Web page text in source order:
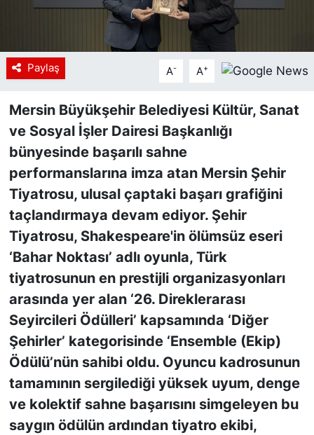
Paylaş A- A+
Mersin Büyükşehir Belediyesi Kültür, Sanat
ve Sosyal İşler Dairesi Başkanlığı
bünyesinde başarılı sahne
performanslarına imza atan Mersin Şehir
Tiyatrosu, ulusal çaptaki başarı grafiğini
taçlandırmaya devam ediyor. Şehir
Tiyatrosu, Shakespeare'in ölümsüz eseri
‘Bahar Noktası’ adlı oyunla, Türk
tiyatrosunun en prestijli organizasyonları
arasında yer alan ‘26. Direklerarası
Seyircileri Ödülleri’ kapsamında ‘Diğer
Şehirler’ kategorisinde ‘Ensemble (Ekip)
Ödülü’nün sahibi oldu. Oyuncu kadrosunun
tamamının sergilediği yüksek uyum, denge
ve kolektif sahne başarısını simgeleyen bu
saygın ödülün ardından tiyatro ekibi,